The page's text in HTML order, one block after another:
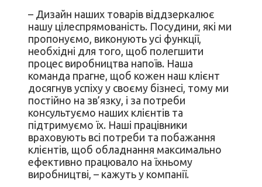
– Дизайн наших товарів віддзеркалює
нашу цілеспрямованість. Посудини, які ми
пропонуємо, виконують усі функції,
необхідні для того, щоб полегшити
процес виробництва напоїв. Наша
команда прагне, щоб кожен наш клієнт
досягнув успіху у своєму бізнесі, тому ми
постійно на зв’язку, і за потреби
консультуємо наших клієнтів та
підтримуємо їх. Наші працівники
враховують всі потреби та побажання
клієнтів, щоб обладнання максимально
ефективно працювало на їхньому
виробництві, – кажуть у компанії.